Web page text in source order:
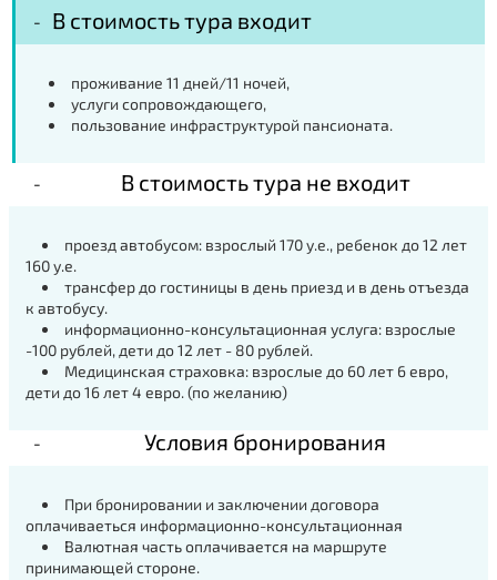
В стоимость тура входит
проживание 11 дней/11 ночей,
услуги сопровождающего,
пользование инфраструктурой пансионата.
В стоимость тура не входит
проезд автобусом: взрослый 170 у.е., ребенок до 12 лет
160 у.е.
трансфер до гостиницы в день приезд и в день отъезда
к автобусу.
информационно-консультационная услуга: взрослые
-100 рублей, дети до 12 лет - 80 рублей.
Медицинская страховка: взрослые до 60 лет 6 евро,
дети до 16 лет 4 евро. (по желанию)
Условия бронирования
При бронировании и заключении договора
оплачиваеться информационно-консультационная
Валютная часть оплачивается на маршруте
принимающей стороне.